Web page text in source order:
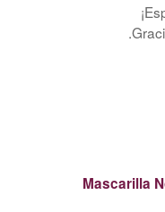
Mascarilla